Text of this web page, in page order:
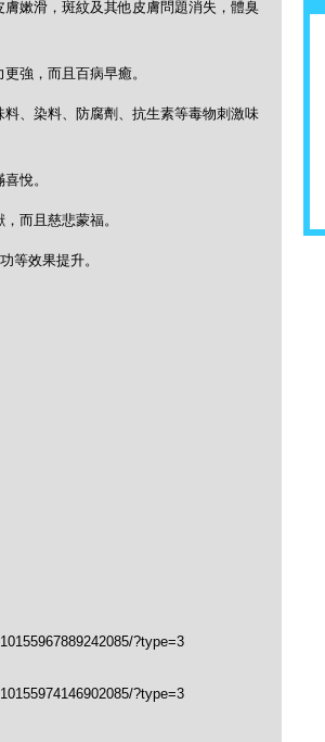
嫰滑，斑紋及其他皮膚問題消失，體臭
強，而且百病早癒。
、染料、防腐劑、抗生素等毒物刺激味
悅。
而且慈悲蒙福。
等效果提升。
?type=3
?type=3